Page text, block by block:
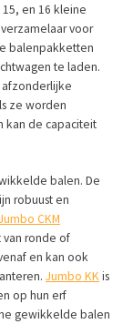
en 16 kleine
voor
balenpakketten
te laden.
afzonderlijke
ze worden
kan de capaciteit
balen. De
robuust en
CKM
ronde of
en kan ook
Jumbo KKis
op hun erf
gewikkelde balen